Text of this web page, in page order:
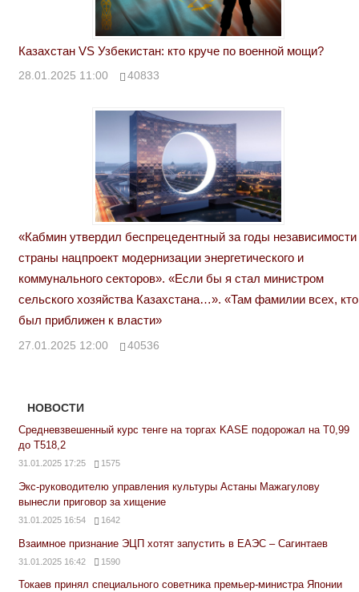
Казахстан VS Узбекистан: кто круче по военной мощи?
28.01.2025 11:00 40833
«Кабмин утвердил беспрецедентный за годы независимости
страны нацпроект модернизации энергетического и
коммунального секторов». «Если бы я стал министром
сельского хозяйства Казахстана…». «Там фамилии всех, кто
был приближен к власти»
27.01.2025 12:00 40536
НОВОСТИ
Средневзвешенный курс тенге на торгах KASE подорожал на Т0,99
до Т518,2
31.01.2025 17:25 1575
Экс-руководителю управления культуры Астаны Мажагулову
вынесли приговор за хищение
31.01.2025 16:54 1642
Взаимное признание ЭЦП хотят запустить в ЕАЭС – Сагинтаев
31.01.2025 16:42 1590
Токаев принял специального советника премьер-министра Японии